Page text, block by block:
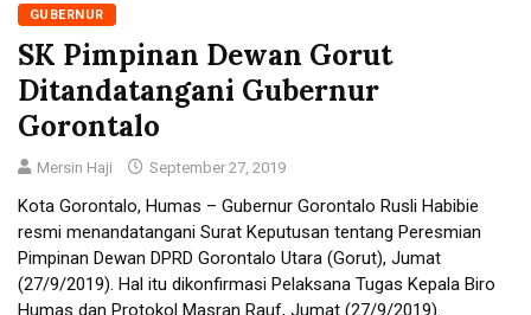
GUBERNUR
SK Pimpinan Dewan Gorut
Ditandatangani Gubernur
Gorontalo
Mersin Haji September 27, 2019
Kota Gorontalo, Humas – Gubernur Gorontalo Rusli Habibie
resmi menandatangani Surat Keputusan tentang Peresmian
Pimpinan Dewan DPRD Gorontalo Utara (Gorut), Jumat
(27/9/2019). Hal itu dikonfirmasi Pelaksana Tugas Kepala Biro
Humas dan Protokol Masran Rauf, Jumat (27/9/2019).